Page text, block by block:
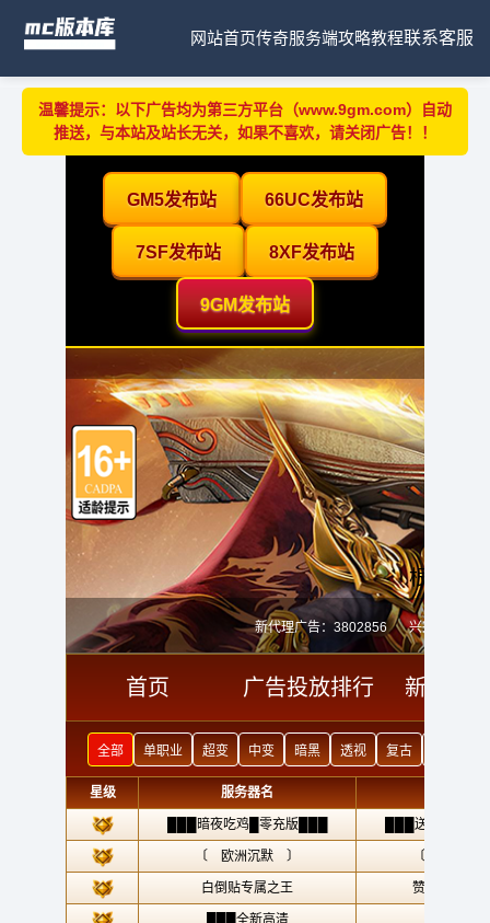
网站首页传奇服务端攻略教程联系客服
温馨提示：以下广告均为第三方平台（www.9gm.com）自动
推送，与本站及站长无关，如果不喜欢，请关闭广告！！